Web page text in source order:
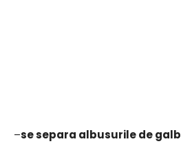
–se separa albusurile de